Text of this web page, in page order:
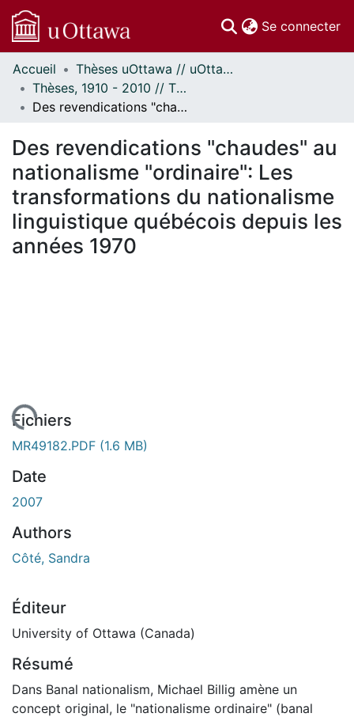
Se connecter
Communautés
et collections
Parcourir
À propos
Accueil
Thèses uOttawa // uOttawa Theses
Thèses, 1910 - 2010 // Theses, 1910 - 2010
Des revendications "chaudes" au nationalisme "ordinaire": Les transformations du nationalisme linguistique québécois depuis les années 1970
Des revendications "chaudes" au
nationalisme "ordinaire": Les
transformations du nationalisme
linguistique québécois depuis les
années 1970
Fichiers
MR49182.PDF (1.6 MB)
Date
2007
Authors
Côté, Sandra
Éditeur
University of Ottawa (Canada)
Résumé
Dans Banal nationalism, Michael Billig amène un
concept original, le "nationalisme ordinaire" (banal